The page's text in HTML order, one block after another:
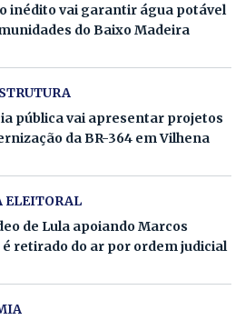
inédito vai garantir água potável
do Baixo Madeira
pública vai apresentar projetos
da BR-364 em Vilhena
ELEITORAL
de Lula apoiando Marcos
é retirado do ar por ordem judicial